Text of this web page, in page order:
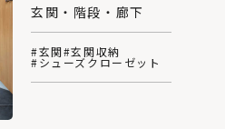
玄関・階段・廊下
#玄関#玄関収納
#シューズクローゼット